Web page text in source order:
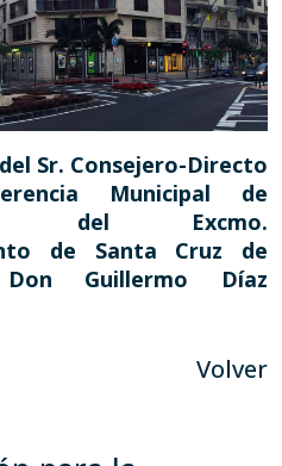
Sr. Consejero-Directo
Municipal de
del Excmo.
de Santa Cruz de
Guillermo Díaz
Volver